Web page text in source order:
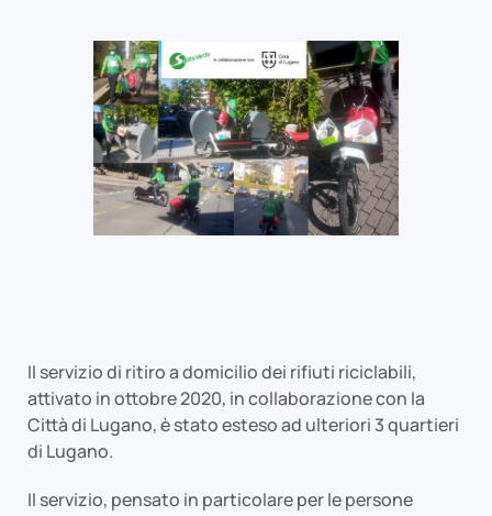
Il servizio di ritiro a domicilio dei rifiuti riciclabili,
attivato in ottobre 2020, in collaborazione con la
Città di Lugano, è stato esteso ad ulteriori 3 quartieri
di Lugano.
Il servizio, pensato in particolare per le persone